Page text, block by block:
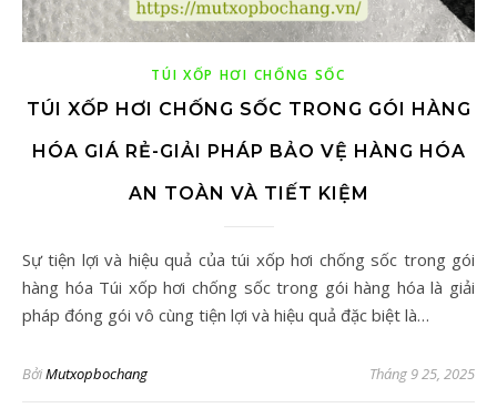
TÚI XỐP HƠI CHỐNG SỐC
TÚI XỐP HƠI CHỐNG SỐC TRONG GÓI HÀNG
HÓA GIÁ RẺ-GIẢI PHÁP BẢO VỆ HÀNG HÓA
AN TOÀN VÀ TIẾT KIỆM
Sự tiện lợi và hiệu quả của túi xốp hơi chống sốc trong gói
hàng hóa Túi xốp hơi chống sốc trong gói hàng hóa là giải
pháp đóng gói vô cùng tiện lợi và hiệu quả đặc biệt là…
BởiMutxopbochang Tháng 9 25, 2025